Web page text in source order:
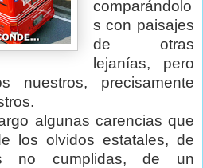
comparándolo
s con paisajes
de otras
lejanías, pero
nuestros, precisamente
algunas carencias que
los olvidos estatales, de
no cumplidas, de un